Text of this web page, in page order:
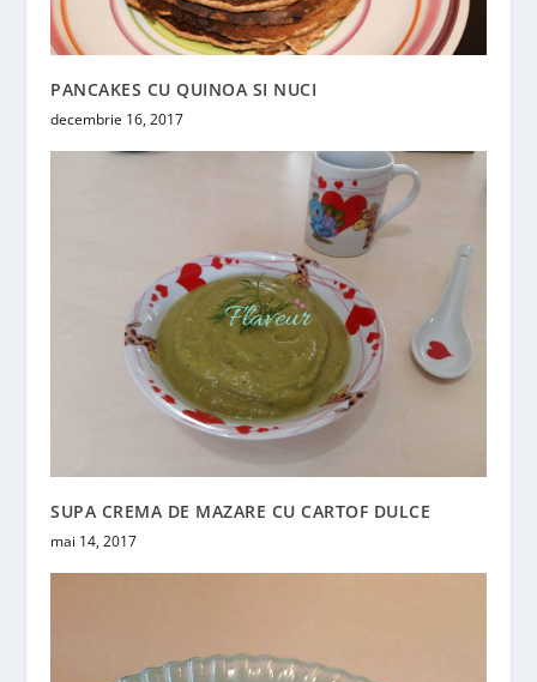
PANCAKES CU QUINOA SI NUCI
decembrie 16, 2017
SUPA CREMA DE MAZARE CU CARTOF DULCE
mai 14, 2017